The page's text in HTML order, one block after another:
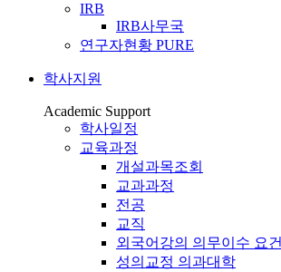
IRB
IRB사무국
연구자현황 PURE
학사지원
Academic Support
학사일정
교육과정
개설과목조회
교과과정
전공
교직
외국어강의 의무이수 요건
성의교정 의과대학